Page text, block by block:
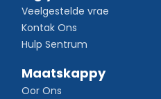
Veelgestelde vrae
Kontak Ons
Hulp Sentrum
Maatskappy
Oor Ons